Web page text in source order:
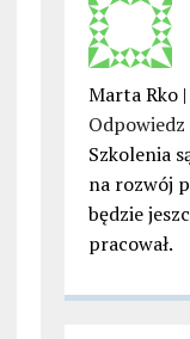
Marta Rko |
Odpowiedz
Szkolenia
na rozwój
będzie
pracował.